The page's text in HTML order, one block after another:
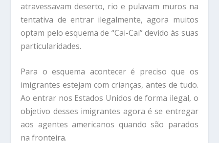
atravessavam deserto, rio e pulavam muros na
tentativa de entrar ilegalmente, agora muitos
optam pelo esquema de “Cai-Cai” devido às suas
particularidades.
Para o esquema acontecer é preciso que os
imigrantes estejam com crianças, antes de tudo.
Ao entrar nos Estados Unidos de forma ilegal, o
objetivo desses imigrantes agora é se entregar
aos agentes americanos quando são parados
na fronteira.